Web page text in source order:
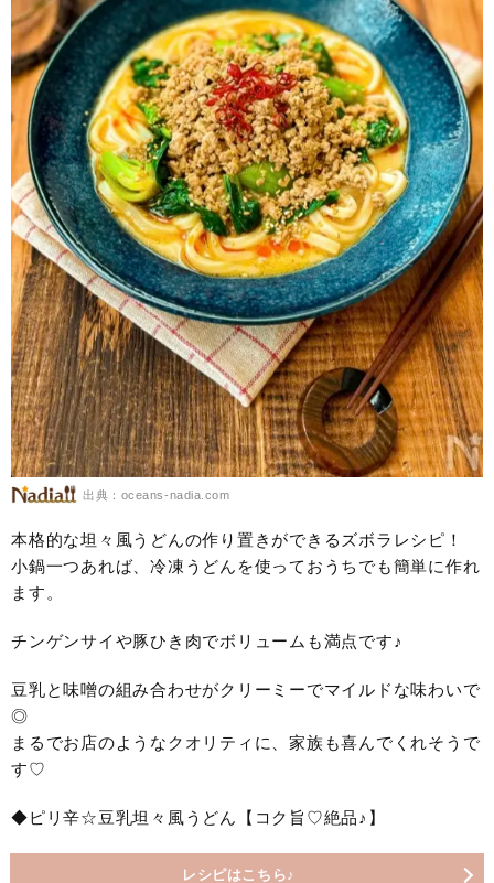
出典：oceans-nadia.com
本格的な坦々風うどんの作り置きができるズボラレシピ！
小鍋一つあれば、冷凍うどんを使っておうちでも簡単に作れ
ます。
チンゲンサイや豚ひき肉でボリュームも満点です♪
豆乳と味噌の組み合わせがクリーミーでマイルドな味わいで
◎
まるでお店のようなクオリティに、家族も喜んでくれそうで
す♡
◆ピリ辛☆豆乳坦々風うどん【コク旨♡絶品♪】
レシピはこちら♪